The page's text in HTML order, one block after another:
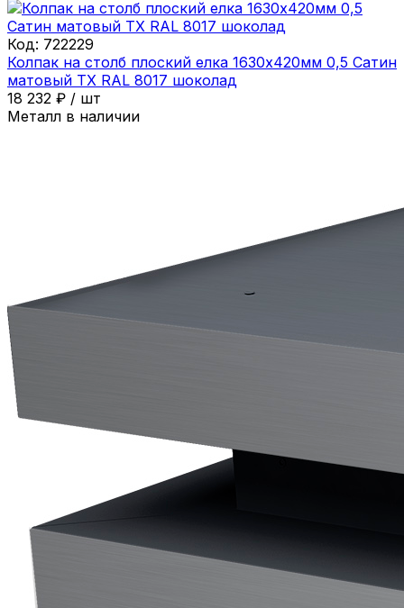
Код: 722229
Колпак на столб плоский елка 1630х420мм 0,5 Сатин
матовый ТХ RAL 8017 шоколад
18 232 ₽ / шт
Металл в наличии